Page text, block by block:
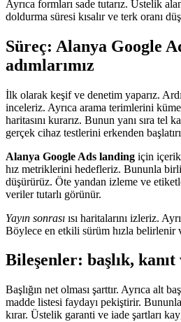
Ayrıca formları sade tutarız. Üstelik
doldurma süresi kısalır ve terk oranı
Süreç: Alanya Google
adımlarımız
İlk olarak keşif ve denetim yaparız.
inceleriz. Ayrıca arama terimlerini
haritasını kurarız. Bunun yanı sıra tel
gerçek cihaz testlerini erkenden
Alanya Google Ads landing için içerik
hız metriklerini hedefleriz. Bununla
düşürürüz. Öte yandan izleme ve
veriler tutarlı görünür.
Yayın sonrası ısı haritalarını izleriz.
Böylece en etkili sürüm hızla belirlenir
Bileşenler: başlık,
Başlığın net olması şarttır. Ayrıca alt
madde listesi faydayı pekiştirir.
kırar. Üstelik garanti ve iade şartları